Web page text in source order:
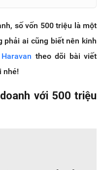
số vốn 500 triệu là một
phải ai cũng biết nên kinh
Haravan theo dõi bài viết
nhé!
với 500 triệu